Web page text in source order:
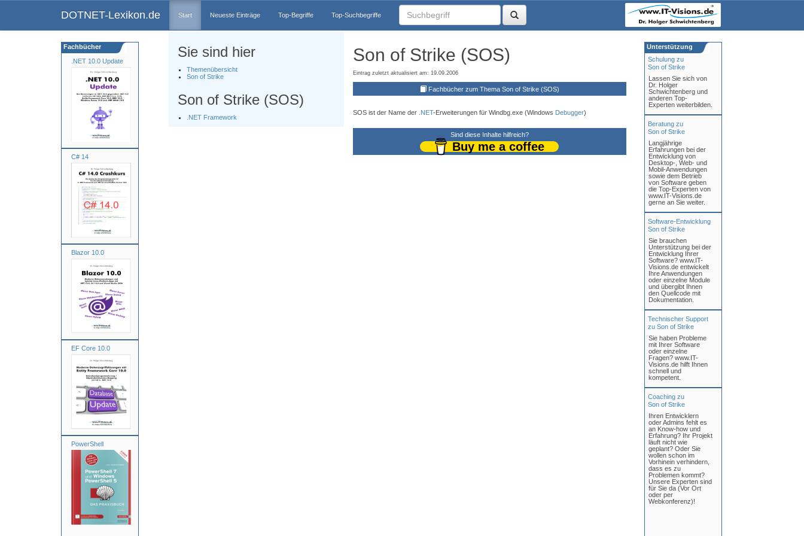
DOTNET-Lexikon.de Start Neueste Einträge Top-Begriffe Top-Suchbegriffe
.NET 10.0 Update
C# 14
Blazor 10.0
EF Core 10.0
PowerShell
Fachbücher Sie sind hier
Themenübersicht
Son of Strike
Son of Strike (SOS)
.NET Framework
Son of Strike (SOS)
Eintrag zuletzt aktualisiert am: 19.09.2006
Fachbücher zum Thema Son of Strike (SOS)
SOS ist der Name der .NET-Erweiterungen für Windbg.exe (Windows Debugger)
Sind diese Inhalte hilfreich?
Buy me a coffee
Schulung zu
Son of Strike
Lassen Sie sich von
Dr. Holger
Schwichtenberg und
anderen Top-
Experten weiterbilden.
Beratung zu
Son of Strike
Langjährige
Erfahrungen bei der
Entwicklung von
Desktop-, Web- und
Mobil-Anwendungen
sowie dem Betrieb
von Software geben
die Top-Experten von
www.IT-Visions.de
gerne an Sie weiter.
Software-Entwicklung
Son of Strike
Sie brauchen
Unterstützung bei der
Entwicklung Ihrer
Software? www.IT-
Visions.de entwickelt
Ihre Anwendungen
oder einzelne Module
und übergibt Ihnen
den Quellcode mit
Dokumentation.
Technischer Support
zu Son of Strike
Sie haben Probleme
mit Ihrer Software
oder einzelne
Fragen? www.IT-
Visions.de hilft Ihnen
schnell und
kompetent.
Coaching zu
Son of Strike
Ihren Entwicklern
oder Admins fehlt es
an Know-how und
Erfahrung? Ihr Projekt
läuft nicht wie
geplant? Oder Sie
wollen schon im
Vorhinein verhindern,
dass es zu
Problemen kommt?
Unsere Experten sind
für Sie da (Vor Ort
oder per
Webkonferenz)!
Unterstützung